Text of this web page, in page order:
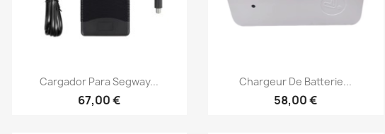
Aperçu rapide
Cargador Para Segway...
67,00 €
Aperçu rapide
Chargeur De Batterie...
58,00 €